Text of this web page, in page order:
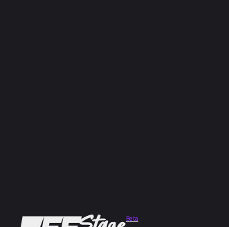
Beta